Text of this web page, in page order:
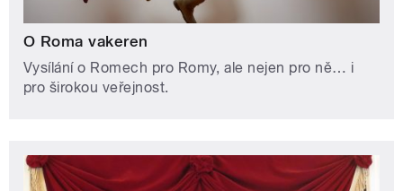
O Roma vakeren
Vysílání o Romech pro Romy, ale nejen pro ně… i
pro širokou veřejnost.